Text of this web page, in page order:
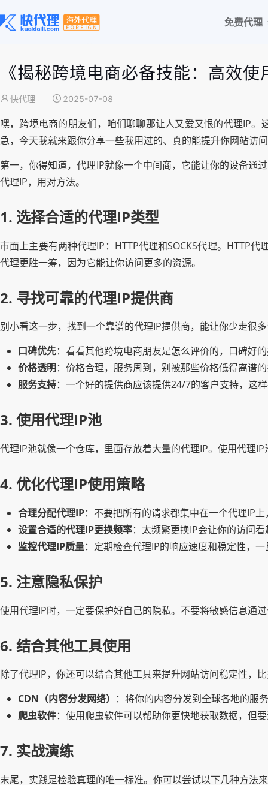
免费代理
《揭秘跨境电商必备技能：高效
快代理 2025-07-08
嘿，跨境电商的朋友们，咱们聊聊那让人又爱又恨的代理IP
急，今天我就来跟你分享一些我用过的、真的能提升你网站访
第一，你得知道，代理IP就像一个中间商，它能让你的设备通
代理IP，用对方法。
1. 选择合适的代理IP类型
市面上主要有两种代理IP：HTTP代理和SOCKS代理。HTTP
代理更胜一筹，因为它能让你访问更多的资源。
2. 寻找可靠的代理IP提供商
别小看这一步，找到一个靠谱的代理IP提供商，能让你少走很
口碑优先：看看其他跨境电商朋友是怎么评价的，口碑好
价格透明：价格合理，服务周到，别被那些价格低得离谱
服务支持：一个好的提供商应该提供24/7的客户支持，这
3. 使用代理IP池
代理IP池就像一个仓库，里面存放着大量的代理IP。使用代理
4. 优化代理IP使用策略
合理分配代理IP：不要把所有的请求都集中在一个代理IP
设置合适的代理IP更换频率：太频繁更换IP会让你的访问
监控代理IP质量：定期检查代理IP的响应速度和稳定性，
5. 注意隐私保护
使用代理IP时，一定要保护好自己的隐私。不要将敏感信息通
6. 结合其他工具使用
除了代理IP，你还可以结合其他工具来提升网站访问稳定性，
CDN（内容分发网络） ：将你的内容分发到全球各地的服
爬虫软件：使用爬虫软件可以帮助你更快地获取数据，但
7. 实战演练
末尾，实践是检验真理的唯一标准。你可以尝试以下几种方法